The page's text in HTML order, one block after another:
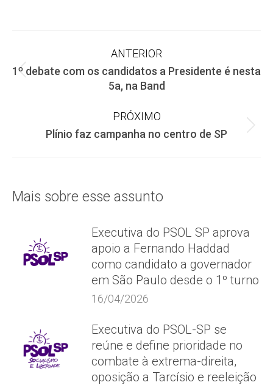
Navegação
de
ANTERIOR
Post
anterior:
1º debate com os candidatos a Presidente é nesta
5a, na Band
PRÓXIMO
Próximo
Plínio faz campanha no centro de SP
Mais sobre esse assunto
Executiva do PSOL SP aprova
apoio a Fernando Haddad
como candidato a governador
em São Paulo desde o 1º turno
16/04/2026
Executiva do PSOL-SP se
reúne e define prioridade no
combate à extrema-direita,
oposição a Tarcísio e reeleição